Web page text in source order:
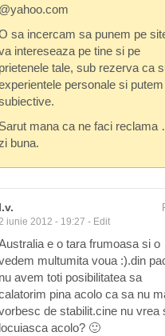
@yahoo.com
sa incercam sa punem pe
intereseaza pe tine si pe
prietenele tale, sub rezerva ca
personale si
Sarut mana ca ne faci reclama
buna.
l.v.
iunie 2012 - 19:27 - Edit
e o tara frumoasa si o
multumita voua :).din
nu avem toti posibilitatea sa
pina acolo ca sa nu
de stabilit.cine nu vrea
locuiasca acolo? 🙂